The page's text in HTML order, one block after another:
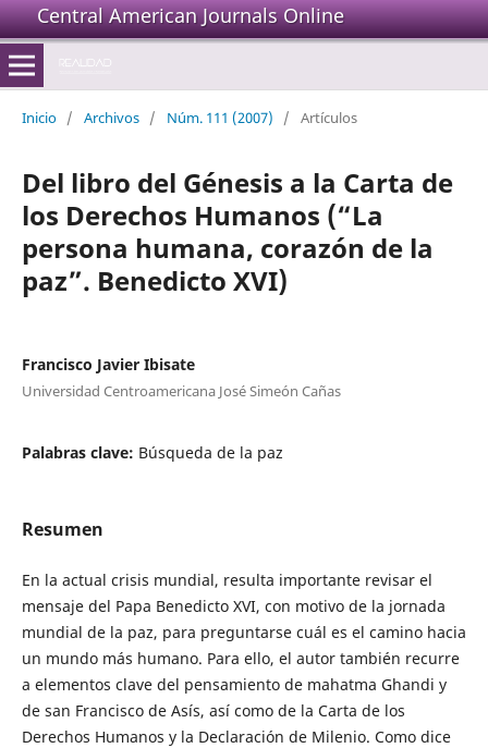
Central American Journals Online
Inicio / Archivos / Núm. 111 (2007) / Artículos
Del libro del Génesis a la Carta de
los Derechos Humanos (“La
persona humana, corazón de la
paz”. Benedicto XVI)
Francisco Javier Ibisate
Universidad Centroamericana José Simeón Cañas
Palabras clave: Búsqueda de la paz
Resumen
En la actual crisis mundial, resulta importante revisar el
mensaje del Papa Benedicto XVI, con motivo de la jornada
mundial de la paz, para preguntarse cuál es el camino hacia
un mundo más humano. Para ello, el autor también recurre
a elementos clave del pensamiento de mahatma Ghandi y
de san Francisco de Asís, así como de la Carta de los
Derechos Humanos y la Declaración de Milenio. Como dice